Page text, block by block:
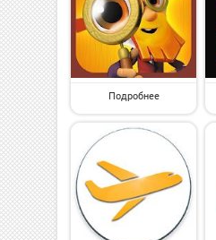
Подробнее